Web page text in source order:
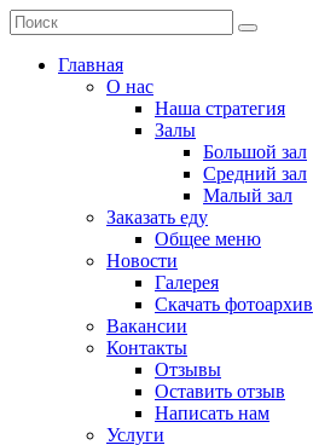
Главная
О нас
Наша стратегия
Залы
Большой зал
Средний зал
Малый зал
Заказать еду
Общее меню
Новости
Галерея
Скачать фотоархив
Вакансии
Контакты
Отзывы
Оставить отзыв
Написать нам
Услуги